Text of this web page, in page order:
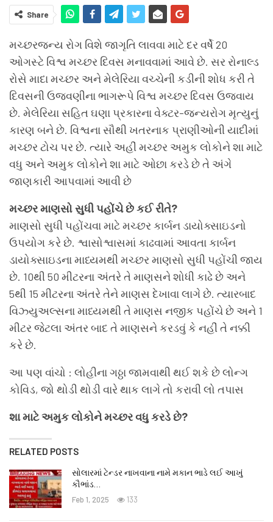
Share
મચ્છરજન્ય રોગ વિશે જાગૃતિ લાવવા માટે દર વર્ષે 20
ઓગસ્ટે વિશ્વ મચ્છર દિવસ મનાવવામાં આવે છે. સર રોનાલ્ડ
રોસે માદા મચ્છર અને મેલેરિયા વચ્ચેની કડીની શોધ કરી તે
દિવસની ઉજવણીના ભાગરૂપે વિશ્વ મચ્છર દિવસ ઉજવાય
છે. મેલેરિયા સહિત ઘણા પ્રકારના વેક્ટર-જન્યરોગ મૃત્યુનું
કારણ બને છે. વિશ્વના સૌથી ખતરનાક પ્રાણીઓની યાદીમાં
મચ્છર ટોચ પર છે. ત્યારે અહીં મચ્છર અમુક લોકોને શા માટે
વધુ અને અમુક લોકોને શા માટે ઓછા કરડે છે તે અંગે
જાણકારી આપવામાં આવી છે
મચ્છર માણસો સુધી પહોંચે છે કઈ રીતે?
માણસો સુધી પહોંચવા માટે મચ્છર કાર્બન ડાયોક્સાઇડનો
ઉપયોગ કરે છે. શ્વાસોશ્વાસમાં કાઢવામાં આવતા કાર્બન
ડાયોક્સાઇડના માધ્યમથી મચ્છર માણસો સુધી પહોંચી જાય
છે. 10થી 50 મીટરના અંતરે તે માણસને શોધી કાઢે છે અને
5થી 15 મીટરના અંતરે તેને માણસ દેખાવા લાગે છે. ત્યારબાદ
વિઝ્યુઅલ્સના માધ્યમથી તે માણસ નજીક પહોંચે છે અને 1
મીટર જેટલા અંતર બાદ તે માણસને કરડવું કે નહીં તે નક્કી
કરે છે.
આ પણ વાંચો : લોહીના ગઠ્ઠા જામવાથી થઈ શકે છે લોન્ગ
કોવિડ, જો થોડી થોડી વારે થાક લાગે તો કરાવી લો તપાસ
શા માટે અમુક લોકોને મચ્છર વધુ કરડે છે?
RELATED POSTS
સોલારમાં ટેન્ડર નાખવાના નામે મકાન ભાડે લઈ આખું
કૌભાંડ…
Feb 1, 2025 133